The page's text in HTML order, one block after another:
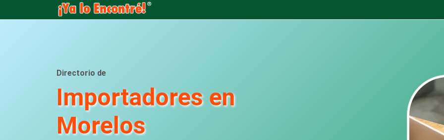
Directorio de
Importadores en
Morelos